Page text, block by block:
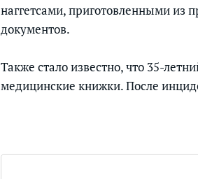
наггетсами, приготовленными из
документов.
Также стало известно, что 35-
медицинские книжки. После